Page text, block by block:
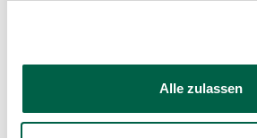
Alle zulassen
Rettungssanitäterin zu werden.